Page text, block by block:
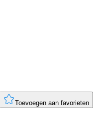
Toevoegen aan favorieten